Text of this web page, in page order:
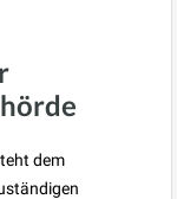
dem